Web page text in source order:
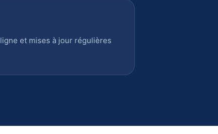
et mises à jour régulières